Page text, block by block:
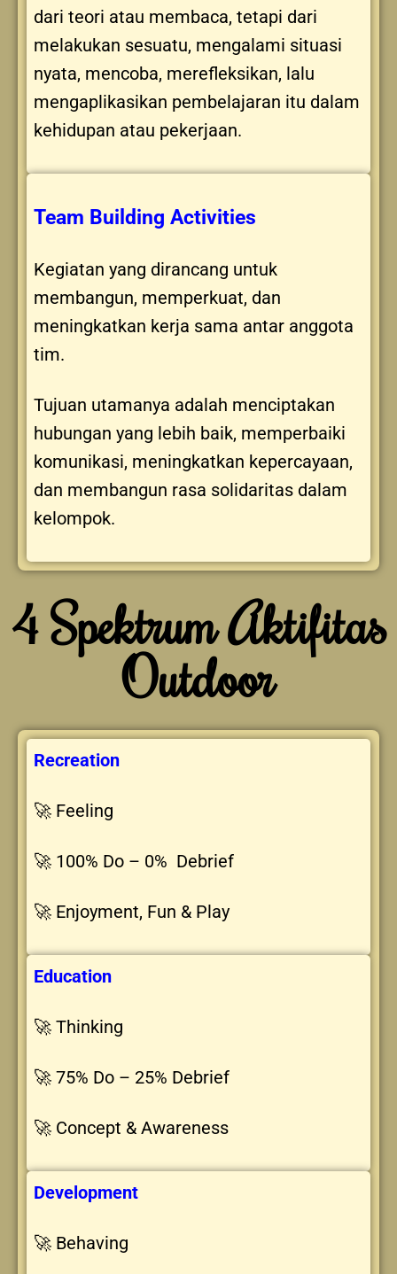
dari teori atau membaca, tetapi dari
melakukan sesuatu, mengalami situasi
nyata, mencoba, merefleksikan, lalu
mengaplikasikan pembelajaran itu dalam
kehidupan atau pekerjaan.
Team Building Activities
Kegiatan yang dirancang untuk
membangun, memperkuat, dan
meningkatkan kerja sama antar anggota
tim.
Tujuan utamanya adalah menciptakan
hubungan yang lebih baik, memperbaiki
komunikasi, meningkatkan kepercayaan,
dan membangun rasa solidaritas dalam
kelompok.
4 Spektrum Aktifitas
Outdoor
Recreation
🚀 Feeling
🚀 100% Do – 0% Debrief
🚀 Enjoyment, Fun & Play
Education
🚀 Thinking
🚀 75% Do – 25% Debrief
🚀 Concept & Awareness
Development
🚀 Behaving